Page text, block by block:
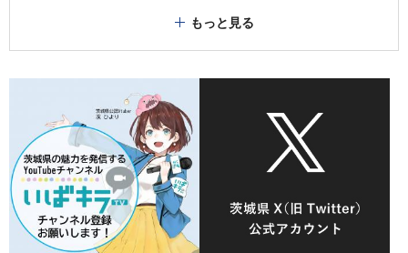
もっと見る